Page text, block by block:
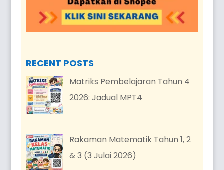
RECENT POSTS
Matriks Pembelajaran Tahun 4
2026: Jadual MPT4
Rakaman Matematik Tahun 1, 2
& 3 (3 Julai 2026)